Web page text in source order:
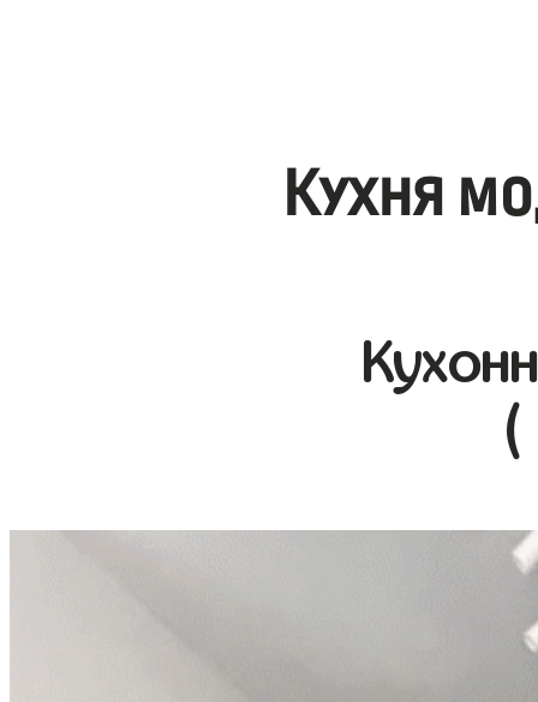
Кухня
(